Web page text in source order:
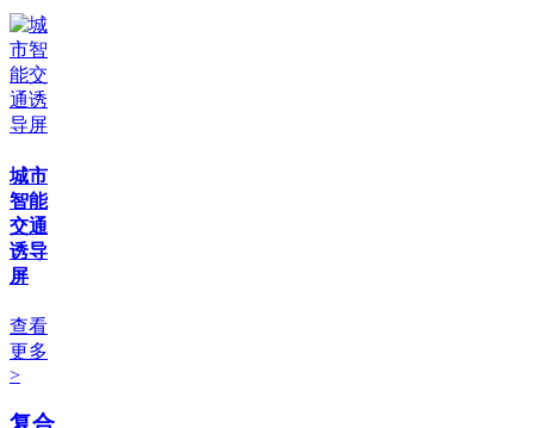
城市
智能
交通
诱导
屏
查看
更多
>